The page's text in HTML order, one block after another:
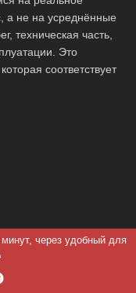
а не на усреднённые
техническая часть,
Это
соответствует
через удобный для